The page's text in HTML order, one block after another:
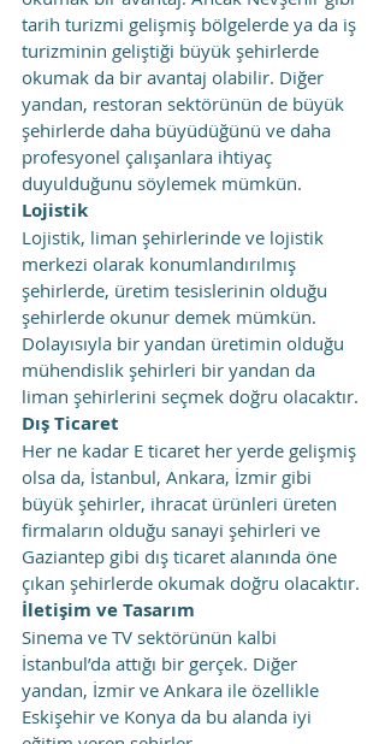
tarih turizmi gelişmiş bölgelerde ya da iş
turizminin geliştiği büyük şehirlerde
okumak da bir avantaj olabilir. Diğer
yandan, restoran sektörünün de büyük
şehirlerde daha büyüdüğünü ve daha
profesyonel çalışanlara ihtiyaç
duyulduğunu söylemek mümkün.
Lojistik
Lojistik, liman şehirlerinde ve lojistik
merkezi olarak konumlandırılmış
şehirlerde, üretim tesislerinin olduğu
şehirlerde okunur demek mümkün.
Dolayısıyla bir yandan üretimin olduğu
mühendislik şehirleri bir yandan da
liman şehirlerini seçmek doğru olacaktır.
Dış Ticaret
Her ne kadar E ticaret her yerde gelişmiş
olsa da, İstanbul, Ankara, İzmir gibi
büyük şehirler, ihracat ürünleri üreten
firmaların olduğu sanayi şehirleri ve
Gaziantep gibi dış ticaret alanında öne
çıkan şehirlerde okumak doğru olacaktır.
İletişim ve Tasarım
Sinema ve TV sektörünün kalbi
İstanbul’da attığı bir gerçek. Diğer
yandan, İzmir ve Ankara ile özellikle
Eskişehir ve Konya da bu alanda iyi